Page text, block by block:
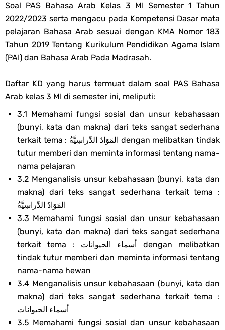
Soal OMI Ekonomi Terintegrasi Jenjang MA
Soal OMI KIMIA Terintegrasi Jenjang MA
Unduh Buku Teks Utama (BTU) Mapel Akidah Akhlak Jenang MI, MTs
Dan MA Tahun 2026
Soal PAS Bahasa Arab Kelas 3 MI Semester 1 Tahun
2022/2023 serta mengacu pada Kompetensi Dasar mata
pelajaran Bahasa Arab sesuai dengan KMA Nomor 183
Tahun 2019 Tentang Kurikulum Pendidikan Agama Islam
(PAI) dan Bahasa Arab Pada Madrasah.
Daftar KD yang harus termuat dalam soal PAS Bahasa
Arab kelas 3 MI di semester ini, meliputi:
3.1 Memahami fungsi sosial dan unsur kebahasaan
(bunyi, kata dan makna) dari teks sangat sederhana
terkait tema : المَوَادُ الدِّراسِيَّةُ dengan melibatkan tindak
tutur memberi dan meminta informasi tentang nama-
nama pelajaran
3.2 Menganalisis unsur kebahasaan (bunyi, kata dan
makna) dari teks sangat sederhana terkait tema :
3.3 Memahami fungsi sosial dan unsur kebahasaan
(bunyi, kata dan makna) dari teks sangat sederhana
terkait tema : أسماء الحيوانات dengan melibatkan
tindak tutur memberi dan meminta informasi tentang
nama-nama hewan
3.4 Menganalisis unsur kebahasaan (bunyi, kata dan
makna) dari teks sangat sederhana terkait tema :
3.5 Memahami fungsi sosial dan unsur kebahasaan